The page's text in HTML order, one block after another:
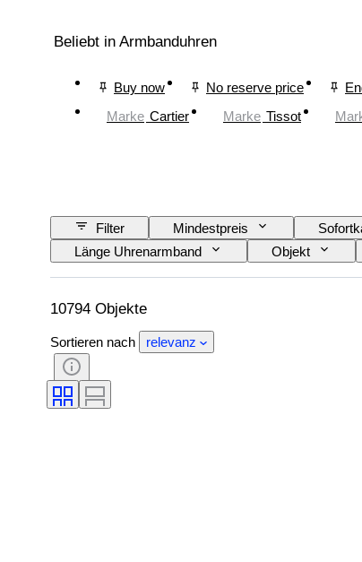
Beliebt in Armbanduhren
Buy now No reserve price
Marke Cartier Marke Tissot
Filter Mindestpreis
Länge Uhrenarmband
Objekt
Thema
Stil Einband
10794 Objekte
Sortieren nach relevanz